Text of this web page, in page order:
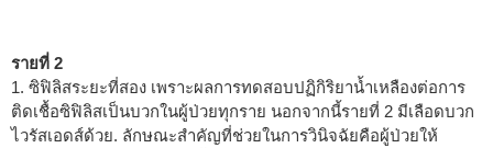
รายที่ 2
1. ซิฟิลิสระยะที่สอง เพราะผลการทดสอบปฏิกิริยาน้ำเหลืองต่อการ
ติดเชื้อซิฟิลิสเป็นบวกในผู้ป่วยทุกราย นอกจากนี้รายที่ 2 มีเลือดบวก
ไวรัสเอดส์ด้วย. ลักษณะสำคัญที่ช่วยในการวินิจฉัยคือผู้ป่วยให้